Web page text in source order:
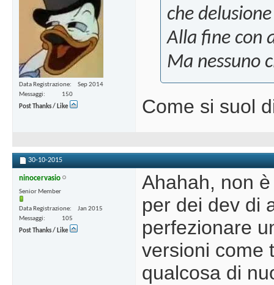
Data Registrazione
Sep 2014
Messaggi
150
Post Thanks / Like
che
Alla fine con
Ma nessuno
Come si suol
30-10-2015
ninocervasio
Senior Member
Data Registrazione
Jan 2015
Messaggi
105
Post Thanks / Like
Ahahah, non
per dei dev di
perfezionare
versioni come
qualcosa di